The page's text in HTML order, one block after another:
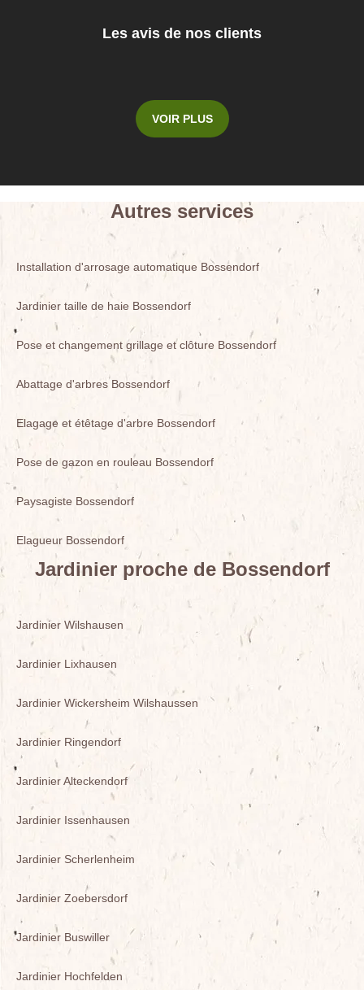
Les avis de nos clients
VOIR PLUS
Autres services
Installation d'arrosage automatique Bossendorf
Jardinier taille de haie Bossendorf
Pose et changement grillage et clôture Bossendorf
Abattage d'arbres Bossendorf
Elagage et étêtage d'arbre Bossendorf
Pose de gazon en rouleau Bossendorf
Paysagiste Bossendorf
Elagueur Bossendorf
Jardinier proche de Bossendorf
Jardinier Wilshausen
Jardinier Lixhausen
Jardinier Wickersheim Wilshaussen
Jardinier Ringendorf
Jardinier Alteckendorf
Jardinier Issenhausen
Jardinier Scherlenheim
Jardinier Zoebersdorf
Jardinier Buswiller
Jardinier Hochfelden